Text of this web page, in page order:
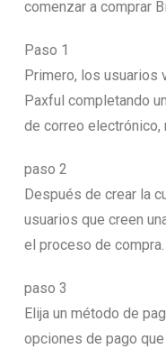
comenzar a comprar
Paso 1
Primero, los usuarios
Paxful completando
de correo electrónico,
paso 2
Después de crear la
usuarios que creen
el proceso de compra.
paso 3
Elija un método de
opciones de pago